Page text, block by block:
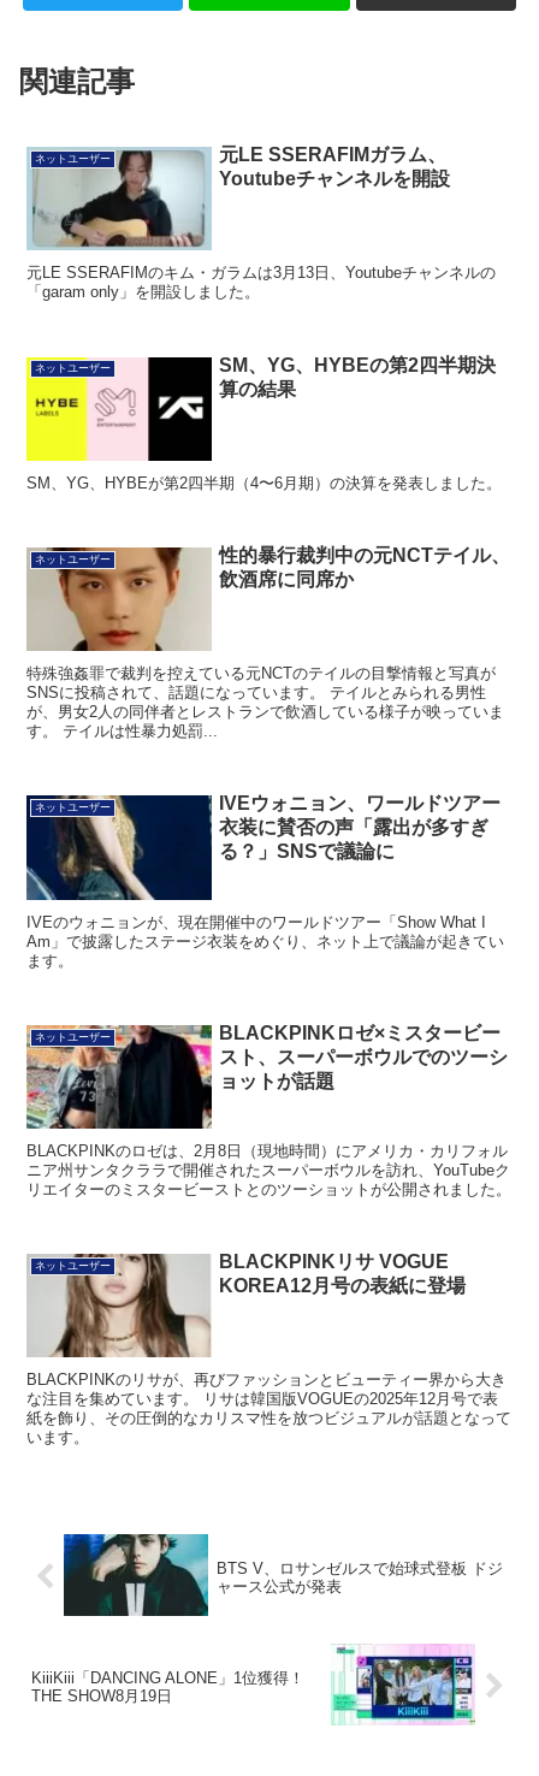
関連記事
ネットユーザー
元LE SSERAFIMガラム、
Youtubeチャンネルを開設
元LE SSERAFIMのキム・ガラムは3月13日、Youtubeチャンネルの
「garam only」を開設しました。
ネットユーザー
SM、YG、HYBEの第2四半期決
算の結果
SM、YG、HYBEが第2四半期（4〜6月期）の決算を発表しました。
ネットユーザー
性的暴行裁判中の元NCTテイル、
飲酒席に同席か
特殊強姦罪で裁判を控えている元NCTのテイルの目撃情報と写真が
SNSに投稿されて、話題になっています。 テイルとみられる男性
が、男女2人の同伴者とレストランで飲酒している様子が映っていま
す。 テイルは性暴力処罰...
ネットユーザー
IVEウォニョン、ワールドツアー
衣装に賛否の声「露出が多すぎ
る？」SNSで議論に
IVEのウォニョンが、現在開催中のワールドツアー「Show What I
Am」で披露したステージ衣装をめぐり、ネット上で議論が起きてい
ます。
ネットユーザー
BLACKPINKロゼ×ミスタービー
スト、スーパーボウルでのツーシ
ョットが話題
BLACKPINKのロゼは、2月8日（現地時間）にアメリカ・カリフォル
ニア州サンタクララで開催されたスーパーボウルを訪れ、YouTubeク
リエイターのミスタービーストとのツーショットが公開されました。
ネットユーザー
BLACKPINKリサ VOGUE
KOREA12月号の表紙に登場
BLACKPINKのリサが、再びファッションとビューティー界から大き
な注目を集めています。 リサは韓国版VOGUEの2025年12月号で表
紙を飾り、その圧倒的なカリスマ性を放つビジュアルが話題となって
います。
BTS V、ロサンゼルスで始球式登板 ドジ
ャース公式が発表
KiiiKiii「DANCING ALONE」1位獲得！
THE SHOW8月19日